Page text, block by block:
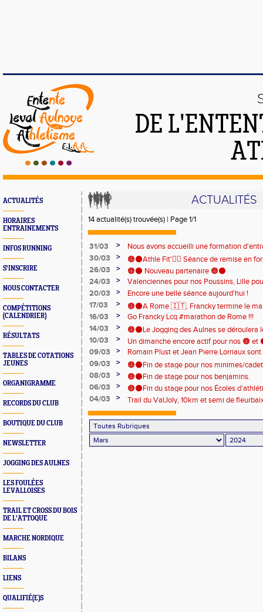
DE
ACTUALITÉS
HORAIRES
ENTRAINEMENTS
INFOS RUNNING
S'INSCRIRE
NOUS CONTACTER
COMPÉTITIONS
(CALENDRIER)
RÉSULTATS
TABLES DE COTATIONS
JEUNES
ORGANIGRAMME
RECORDS DU CLUB
BOUTIQUE DU CLUB
NEWSLETTER
JOGGING DES AULNES
LES FOULÉES
LEVALLOISES
TRAIL ET CROSS DU BOIS
DE L'ATTOQUE
MARCHE NORDIQUE
BILANS
LIENS
QUALIFIÉ(E)S
ACTUALITÉS
14 actualité(s) trouvée(s) | Page 1/1
31/03 >
Nous avons accueilli une formation
site de la Florentine et la salle de Leval!
30/03 >
🟠⚫Athle Fit'🏋️‍♀️ Séance de remise en
26/03
>
🟠⚫️ Nouveau partenaire 🟠⚫️
24/03
>
Valenciennes pour nos Poussins, Lille
Minimes, marathon relais de
Runners....
20/03 >
Encore une belle séance aujourd'hui !
#ladouleurnestquuneinformation 😁
17/03 >
🟠⚫A Rome 🇮🇹, Francky termine le
battu de 3')💪
16/03 >
Go Francky Lcq #marathon de Rome !!!
14/03
>
🟠⚫Le Jogging des Aulnes se déroulera
inscriptions sont ouvertes 😊
10/03 >
Un dimanche encore actif pour nos 🟠 et
France de cross 🇨🇵, Foulées de
sur les routes et chemins 😁🍻
09/03 >
Romain Plust et Jean Pierre Lorriaux
09/03
>
🟠⚫Fin de stage pour nos minimes/
08/03
>
🟠⚫Fin de stage pour nos benjamins.
06/03
>
🟠⚫Fin du stage pour nos Écoles
04/03
>
Trail du ValJoly, 10km et semi de
et ⚫